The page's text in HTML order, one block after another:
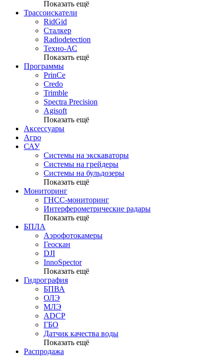
Показать ещё
Трассоискатели
RidGid
Сталкер
Radiodetection
Техно-АС
Показать ещё
Программы
PrinCe
Credo
Trimble
Spectra Precision
Agisoft
Показать ещё
Аксессуары
Агро
САУ
Системы на экскаваторы
Системы на грейдеры
Системы на бульдозеры
Показать ещё
Мониторинг
ГНСС-мониторинг
Интерферометрические радары
Показать ещё
БПЛА
Аэрофотокамеры
Геоскан
DJI
InnoSpector
Показать ещё
Гидрография
БПВА
ОЛЭ
МЛЭ
ADCP
ГБО
Датчик качества воды
Показать ещё
Распродажа